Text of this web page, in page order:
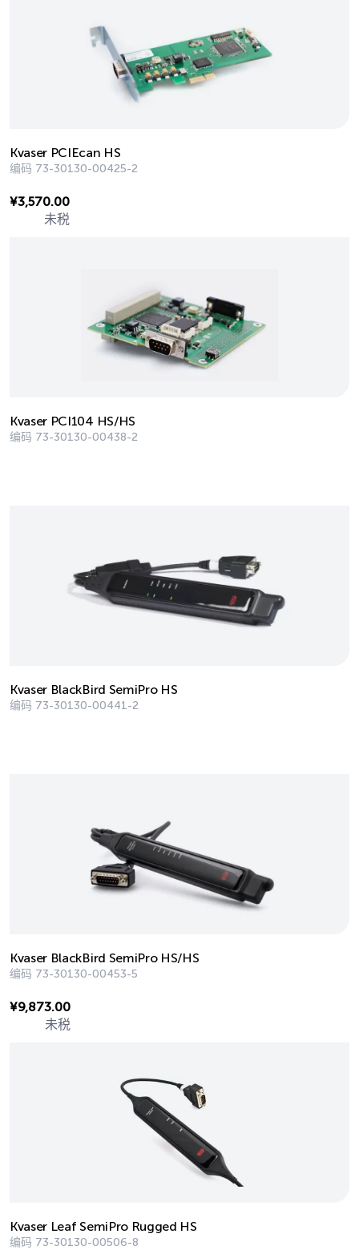
Kvaser PCIEcan HS
编码 73-30130-00425-2
¥3,570.00
未税
Kvaser PCI104 HS/HS
编码 73-30130-00438-2
Kvaser BlackBird SemiPro HS
编码 73-30130-00441-2
Kvaser BlackBird SemiPro HS/HS
编码 73-30130-00453-5
¥9,873.00
未税
Kvaser Leaf SemiPro Rugged HS
编码 73-30130-00506-8